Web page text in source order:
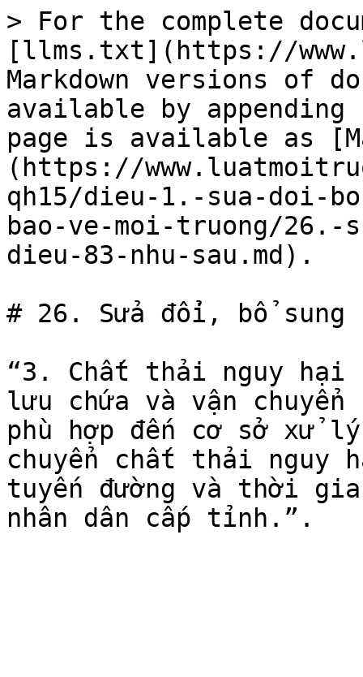
> For the complete
[llms.txt](https://
Markdown versions of
available by
page is available as
(https://
qh15/dieu-1.-sua-doi-
bao-ve-moi-truong/26.-
dieu-83-nhu-sau.md).
# 26. Sửa đổi, bổ sung
“3. Chất thải nguy hại
lưu chứa và vận
phù hợp đến cơ sở xử
chuyển chất thải nguy
tuyến đường và thời